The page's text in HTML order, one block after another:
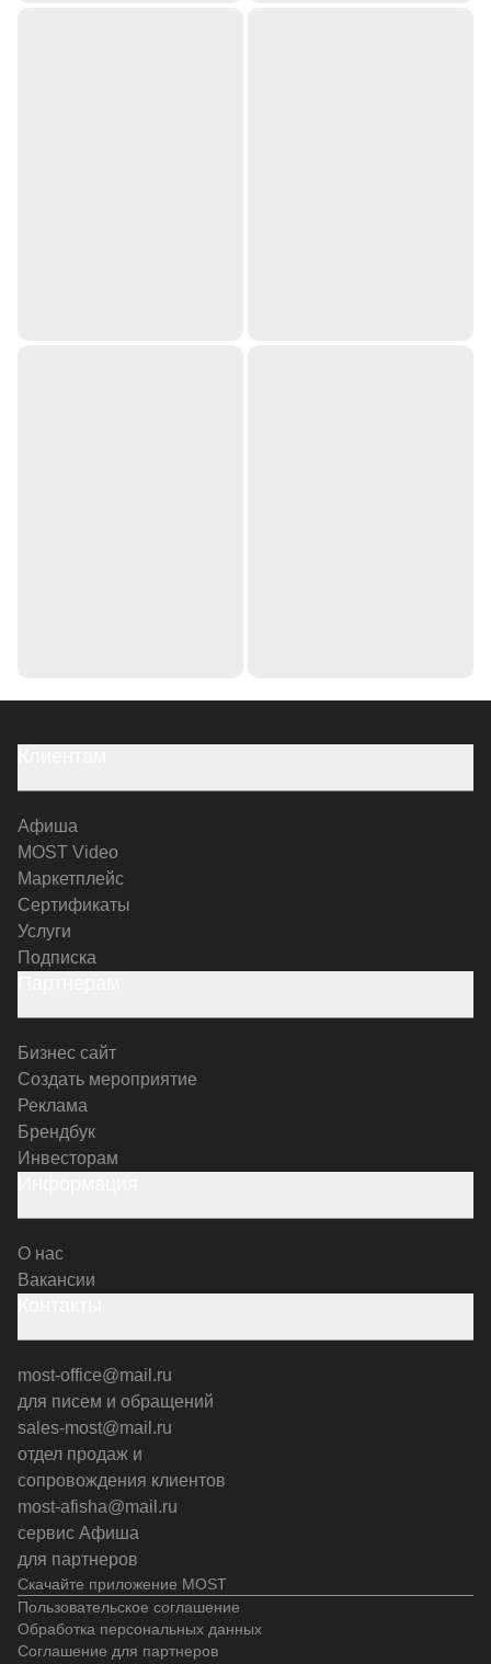
Скачайте приложение MOST
Афиша
MOST Video
Маркетплейс
Сертификаты
Услуги
Подписка
Бизнес сайт
Создать мероприятие
Реклама
Брендбук
Инвесторам
О нас
Вакансии
most-office@mail.ru
для писем и обращений
sales-most@mail.ru
отдел продаж и
сопровождения клиентов
most-afisha@mail.ru
сервис Афиша
для партнеров
Пользовательское соглашение
Обработка персональных данных
Соглашение для партнеров